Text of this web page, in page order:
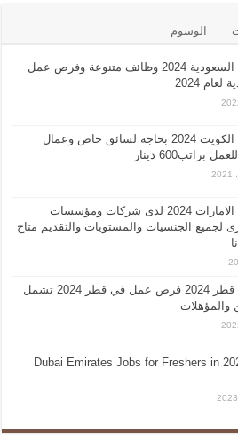
الوسوم
وظائف في السعودية 2024 وظائف متنوعة وفرص عمل
2024
وظائف في الكويت 2024 بحاجه لسائق خاص وعمال
براتب600 دينار
وظائف في الامارات 2024 لدى شركات ومؤسسات
لجميع الجنسيات والمستويات والتقديم متاح
وظائف في قطر 2024 فرص عمل في قطر 2024 تشمل
والمؤهلات
Dubai Emirates Jobs for Freshers in